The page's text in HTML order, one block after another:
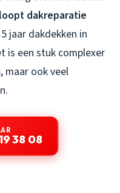
dakreparatie
jaar dakdekken in
is een stuk complexer
maar ook veel
38 08